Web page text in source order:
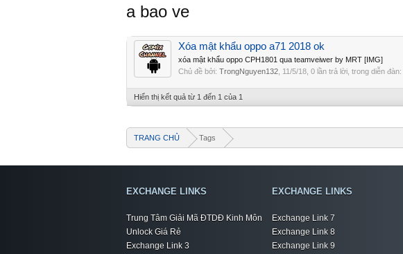
a bao ve
Xóa mật khẩu oppo a71 2018 ok
xóa mật khẩu oppo CPH1801 qua teamveiwer by MRT [IMG]
Chủ đề bởi: TrongNguyen132 11/5/18 , 0 lần trả lời, trong diễn đàn:
Hiển thị kết quả từ 1 đến 1 của 1
TRANG CHỦ Tags
EXCHANGE LINKS
Trung Tâm Giải Mã ĐTDĐ Kinh Môn
Unlock Giá Rẻ
Exchange Link 3
EXCHANGE LINKS
Exchange Link 7
Exchange Link 8
Exchange Link 9